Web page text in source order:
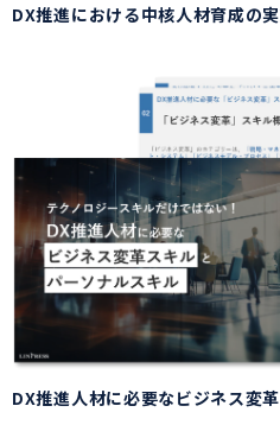
DX推進における中核人材育成の
DX推進人材に必要なビジネス変